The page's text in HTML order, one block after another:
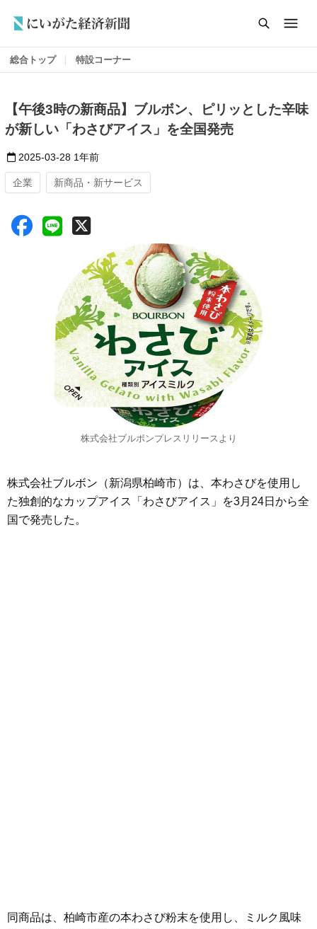
総合トップ 特設コーナー
【午後3時の新商品】ブルボン、ピリッとした辛味
が新しい「わさびアイス」を全国発売
2025-03-28 1年前
企業 新商品・新サービス
株式会社ブルボンプレスリリースより
株式会社ブルボン（新潟県柏崎市）は、本わさびを使用し
た独創的なカップアイス「わさびアイス」を3月24日から全
国で発売した。
同商品は、柏崎市産の本わさび粉末を使用し、ミルク風味